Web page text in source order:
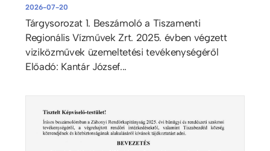
2026-07-20
Tárgysorozat 1. Beszámoló a Tiszamenti
Regionális Vízművek Zrt. 2025. évben végzett
viziközművek üzemeltetési tevékenységéről
Előadó: Kantár József...